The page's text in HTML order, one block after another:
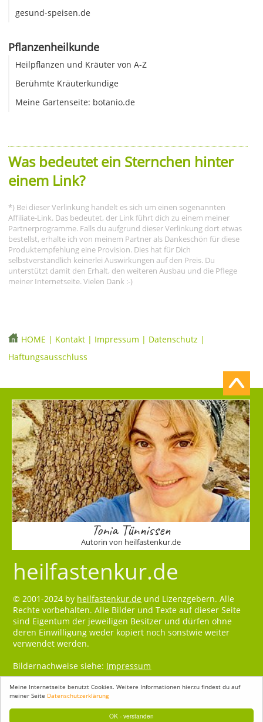
OK - verstanden
Meine Internetseite benutzt Cookies. Weitere Informationen hierzu findest du auf
meiner Seite Datenschutzerklärung
gesund-speisen.de
Pflanzenheilkunde
Heilpflanzen und Kräuter von A-Z
Berühmte Kräuterkundige
Meine Gartenseite: botanio.de
Was bedeutet ein Sternchen hinter
einem Link?
*) Bei dieser Verlinkung handelt es sich um einen sogenannten
Affiliate-Link. Das bedeutet, der Link führt dich zu einem meiner
Partnerprogramme. Falls du aufgrund dieser Verlinkung dort etwas
bestellst, erhalte ich von meinem Partner als Dankeschön für diese
Produktempfehlung eine Provision. Dies hat für Dich
selbstverständlich keinerlei Auswirkungen auf den Preis. Du
unterstützt damit den Erhalt, den weiteren Ausbau und die Pflege
meiner Internetseite. Vielen Dank :-)
HOME | Kontakt | Impressum | Datenschutz |
Haftungsausschluss
Tonia Tünnissen
Autorin von heilfastenkur.de
heilfastenkur.de
© 2001-2024 by heilfastenkur.de und Lizenzgebern. Alle
Rechte vorbehalten. Alle Bilder und Texte auf dieser Seite
sind Eigentum der jeweiligen Besitzer und dürfen ohne
deren Einwilligung weder kopiert noch sonstwie weiter
verwendet werden.
Bildernachweise siehe: Impressum